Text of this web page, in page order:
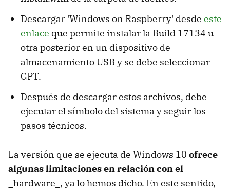
Descargar 'Windows on Raspberry' desde este
enlace que permite instalar la Build 17134 u
otra posterior en un dispositivo de
almacenamiento USB y se debe seleccionar
GPT.
Después de descargar estos archivos, debe
ejecutar el símbolo del sistema y seguir los
pasos técnicos.
La versión que se ejecuta de Windows 10 ofrece
algunas limitaciones en relación con el
_hardware_, ya lo hemos dicho. En este sentido,